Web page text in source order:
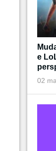
e
02